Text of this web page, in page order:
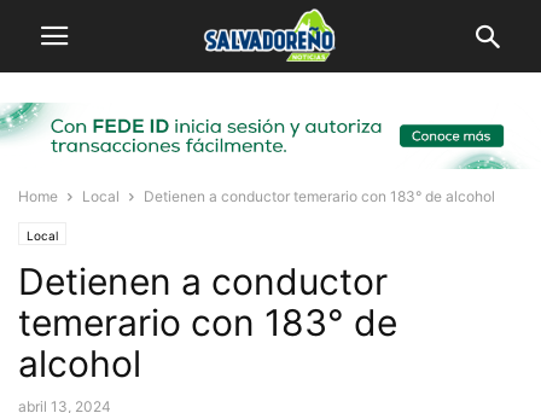
Home Local Detienen a conductor temerario con 183° de alcohol
Local
Detienen a conductor
temerario con 183° de
alcohol
abril 13, 2024